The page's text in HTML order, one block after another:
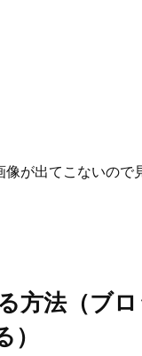
が出てこないの
方法（ブ